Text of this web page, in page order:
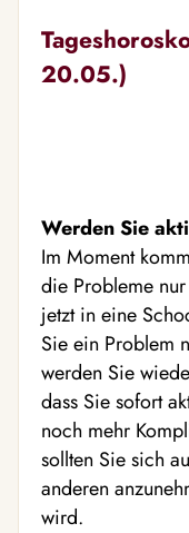
20.05.)
Werden Sie
Im Moment
die Probleme
jetzt in eine
Sie ein Problem
werden Sie
dass Sie sofort
noch mehr
sollten Sie sich
anderen
wird.